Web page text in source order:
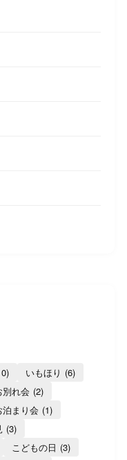
いもほり (6)
別れ会 (2)
泊まり会 (1)
(3)
こどもの日 (3)